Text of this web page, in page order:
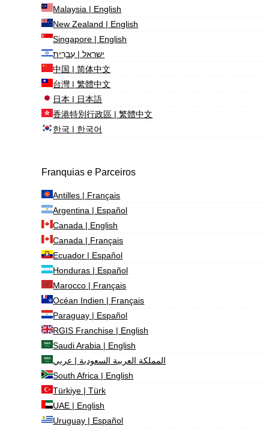
Malaysia | English
New Zealand | English
Singapore | English
ישראל | עִברִית
中国 | 简体中文
台灣 | 繁體中文
日本 | 日本語
香港特別行政區 | 繁體中文
한국 | 한국어
Franquias e Parceiros
Antilles | Français
Argentina | Español
Canada | English
Canada | Français
Ecuador | Español
Honduras | Español
Marocco | Français
Océan Indien | Français
Paraguay | Español
RGIS Franchise | English
Saudi Arabia | English
المملكة العربية السعودية | عربي
South Africa | English
Türkiye | Türk
UAE | English
Uruguay | Español